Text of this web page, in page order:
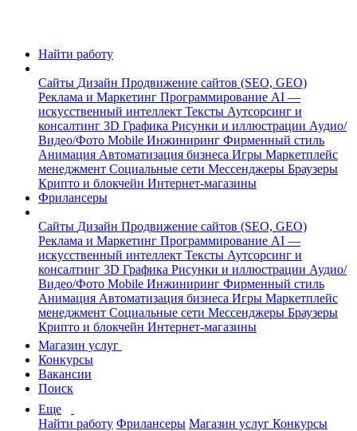
Найти работу
Сайты Дизайн Продвижение сайтов (SEO, GEO)
Реклама и Маркетинг Программирование AI —
искусственный интеллект Тексты Аутсорсинг и
консалтинг 3D Графика Рисунки и иллюстрации Аудио/
Видео/Фото Mobile Инжиниринг Фирменный стиль
Анимация Автоматизация бизнеса Игры Маркетплейс
менеджмент Социальные сети Мессенджеры Браузеры
Крипто и блокчейн Интернет-магазины
Фрилансеры
Сайты Дизайн Продвижение сайтов (SEO, GEO)
Реклама и Маркетинг Программирование AI —
искусственный интеллект Тексты Аутсорсинг и
консалтинг 3D Графика Рисунки и иллюстрации Аудио/
Видео/Фото Mobile Инжиниринг Фирменный стиль
Анимация Автоматизация бизнеса Игры Маркетплейс
менеджмент Социальные сети Мессенджеры Браузеры
Крипто и блокчейн Интернет-магазины
Магазин услуг
Конкурсы
Вакансии
Поиск
Еще
Найти работу Фрилансеры Магазин услуг Конкурсы